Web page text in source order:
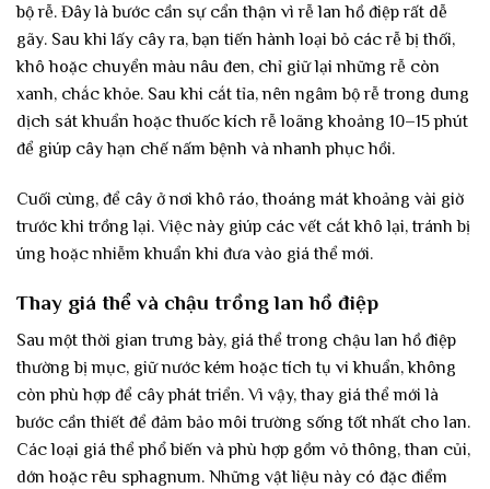
bộ rễ. Đây là bước cần sự cẩn thận vì rễ lan hồ điệp rất dễ
gãy. Sau khi lấy cây ra, bạn tiến hành loại bỏ các rễ bị thối,
khô hoặc chuyển màu nâu đen, chỉ giữ lại những rễ còn
xanh, chắc khỏe. Sau khi cắt tỉa, nên ngâm bộ rễ trong dung
dịch sát khuẩn hoặc thuốc kích rễ loãng khoảng 10–15 phút
để giúp cây hạn chế nấm bệnh và nhanh phục hồi.
Cuối cùng, để cây ở nơi khô ráo, thoáng mát khoảng vài giờ
trước khi trồng lại. Việc này giúp các vết cắt khô lại, tránh bị
úng hoặc nhiễm khuẩn khi đưa vào giá thể mới.
Thay giá thể và chậu trồng lan hồ điệp
Sau một thời gian trưng bày, giá thể trong chậu lan hồ điệp
thường bị mục, giữ nước kém hoặc tích tụ vi khuẩn, không
còn phù hợp để cây phát triển. Vì vậy, thay giá thể mới là
bước cần thiết để đảm bảo môi trường sống tốt nhất cho lan.
Các loại giá thể phổ biến và phù hợp gồm vỏ thông, than củi,
dớn hoặc rêu sphagnum. Những vật liệu này có đặc điểm